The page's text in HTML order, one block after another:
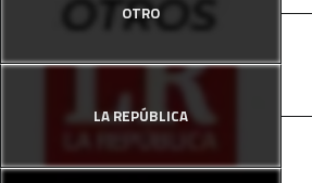
OTRO
LA REPÚBLICA